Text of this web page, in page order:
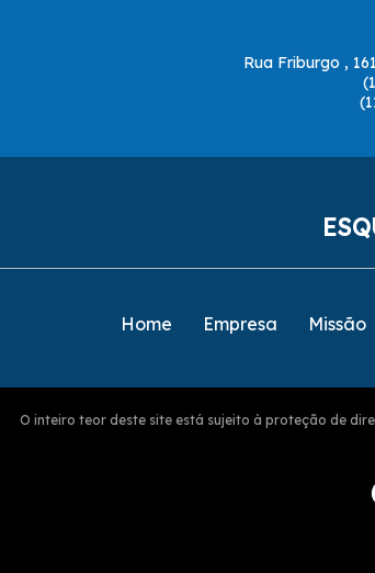
Rua Friburgo ,
Home Empresa Missão
O inteiro teor deste site está sujeito à proteção de